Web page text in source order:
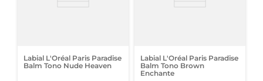
Labial L'Oréal Paris Paradise
Balm Tono Nude Heaven
Labial L'Oréal Paris Paradise
Balm Tono Brown
Enchante